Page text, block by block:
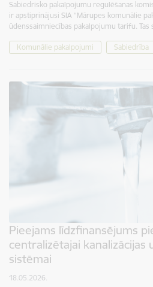
Sabiedrisko pakalpojumu regulēšanas
ir apstiprinājusi SIA “Mārupes komunālie
ūdenssaimniecības pakalpojumu tarifu. Tas
Komunālie pakalpojumi Sabiedrība
Pieejams līdzfinansējums
centralizētajai kanalizācijas
sistēmai
18.05.2026.